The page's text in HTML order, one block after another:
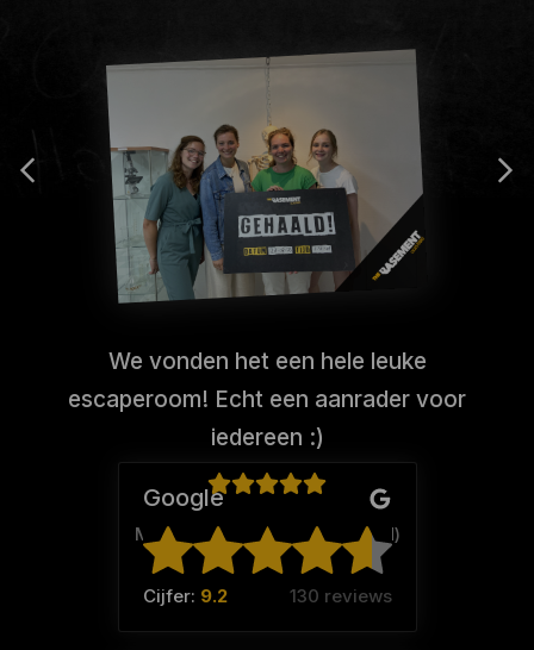
We vonden het een hele leuke
escaperoom! Echt een aanrader voor
iedereen :)
Malou Huizenga (Team: Mand)
Google
Cijfer: 9.2 130 reviews